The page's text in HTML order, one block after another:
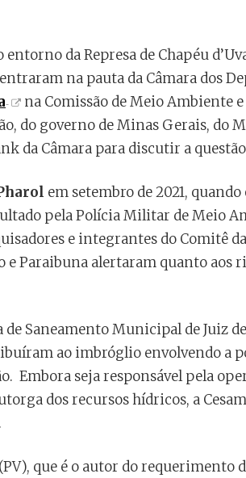
da Represa de Chapéu
na pauta da Câmara dos
na Comissão de Meio Ambiente
do governo de Minas Gerais, do
da Câmara para discutir a
em setembro de 2021,
pela Polícia Militar de Meio
e integrantes do Comitê
Paraibuna alertaram quanto aos
de Saneamento Municipal de Juiz
ao imbróglio envolvendo a
Embora seja responsável pela
dos recursos hídricos, a
que é o autor do requerimento